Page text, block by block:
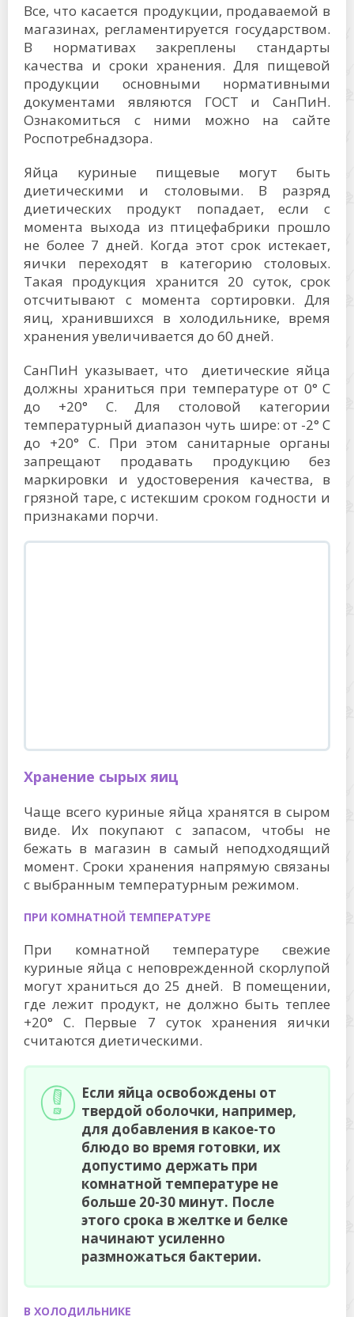
Все, что касается продукции, продаваемой в
магазинах, регламентируется государством.
В нормативах закреплены стандарты
качества и сроки хранения. Для пищевой
продукции основными нормативными
документами являются ГОСТ и СанПиН.
Ознакомиться с ними можно на сайте
Роспотребнадзора.
Яйца куриные пищевые могут быть
диетическими и столовыми. В разряд
диетических продукт попадает, если с
момента выхода из птицефабрики прошло
не более 7 дней. Когда этот срок истекает,
яички переходят в категорию столовых.
Такая продукция хранится 20 суток, срок
отсчитывают с момента сортировки. Для
яиц, хранившихся в холодильнике, время
хранения увеличивается до 60 дней.
СанПиН указывает, что диетические яйца
должны храниться при температуре от 0° C
до +20° C. Для столовой категории
температурный диапазон чуть шире: от -2° C
до +20° С. При этом санитарные органы
запрещают продавать продукцию без
маркировки и удостоверения качества, в
грязной таре, с истекшим сроком годности и
признаками порчи.
Хранение сырых яиц
Чаще всего куриные яйца хранятся в сыром
виде. Их покупают с запасом, чтобы не
бежать в магазин в самый неподходящий
момент. Сроки хранения напрямую связаны
с выбранным температурным режимом.
ПРИ КОМНАТНОЙ ТЕМПЕРАТУРЕ
При комнатной температуре свежие
куриные яйца с неповрежденной скорлупой
могут храниться до 25 дней. В помещении,
где лежит продукт, не должно быть теплее
+20° C. Первые 7 суток хранения яички
считаются диетическими.
Если яйца освобождены от
твердой оболочки, например,
для добавления в какое-то
блюдо во время готовки, их
допустимо держать при
комнатной температуре не
больше 20-30 минут. После
этого срока в желтке и белке
начинают усиленно
размножаться бактерии.
В ХОЛОДИЛЬНИКЕ